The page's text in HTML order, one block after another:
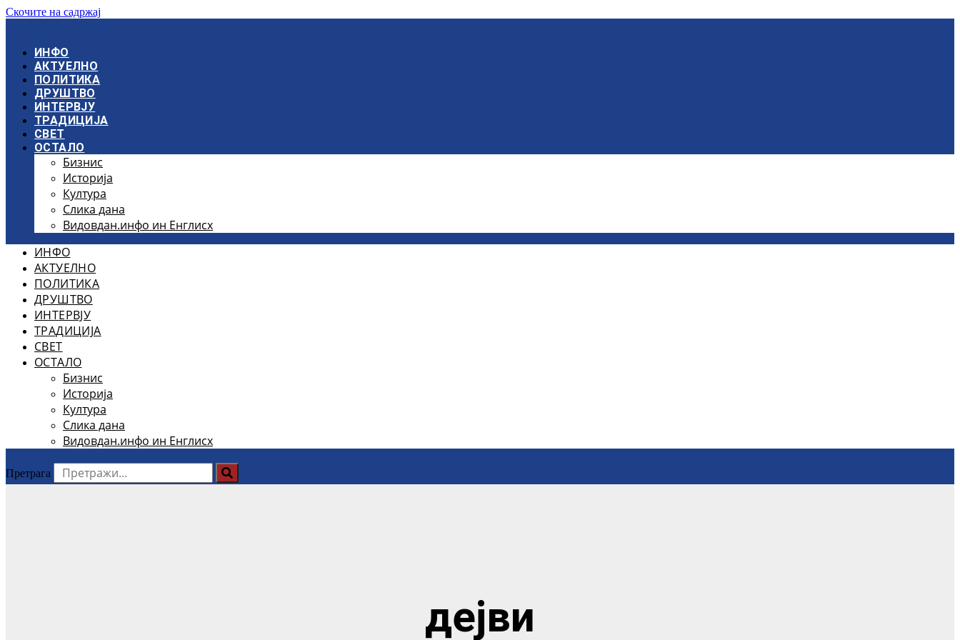
Скочите на садржај
ИНФО
АКТУЕЛНО
ПОЛИТИКА
ДРУШТВО
ИНТЕРВЈУ
ТРАДИЦИЈА
СВЕТ
ОСТАЛО
Бизнис
Историја
Култура
Слика дана
Видовдан.инфо ин Енглисх
ИНФО
АКТУЕЛНО
ПОЛИТИКА
ДРУШТВО
ИНТЕРВЈУ
ТРАДИЦИЈА
СВЕТ
ОСТАЛО
Бизнис
Историја
Култура
Слика дана
Видовдан.инфо ин Енглисх
Претрага
дејви